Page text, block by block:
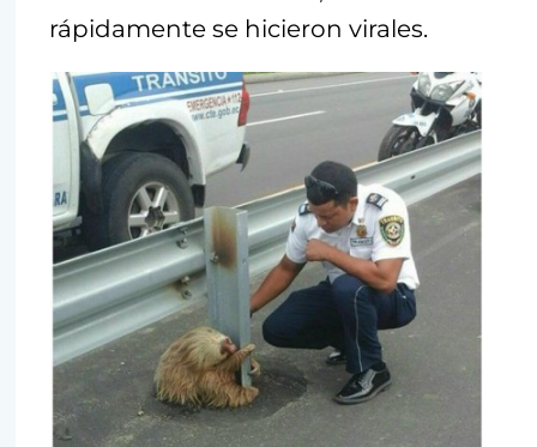
rápidamente se hicieron virales.